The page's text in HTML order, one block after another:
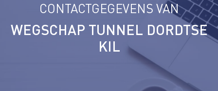
CONTACTGEGEVENS VAN
WEGSCHAP TUNNEL DORDTSE
KIL